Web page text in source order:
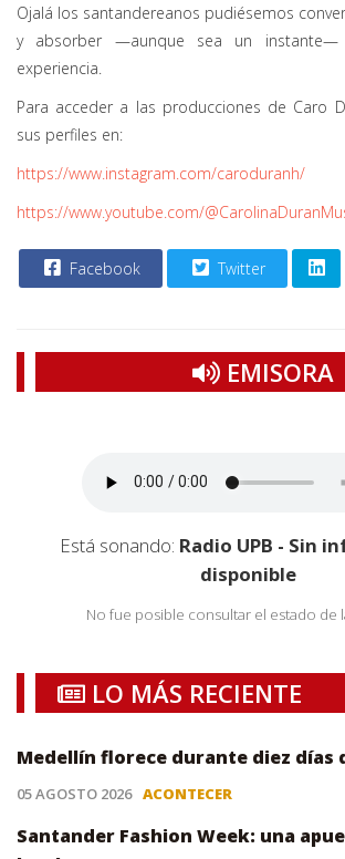
Ojalá los santandereanos pudiésemos
y absorber —aunque sea un
experiencia.
Para acceder a las producciones de Caro
sus perfiles en:
https://www.instagram.com/caroduranh/
https://www.youtube.com/
Facebook Twitter
EMISORA
Está sonando: Radio UPB - Sin
disponible
No fue posible consultar el estado de
LO MÁS RECIENTE
Medellín florece durante diez días
05 AGOSTO 2026 ACONTECER
Santander Fashion Week: una